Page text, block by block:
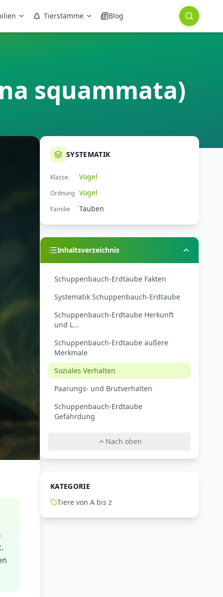
Tierstämme Blog
squammata)
SYSTEMATIK
Klasse Vögel
Ordnung Vögel
Familie Tauben
Inhaltsverzeichnis
Schuppenbauch-Erdtaube Fakten
Systematik Schuppenbauch-Erdtaube
Schuppenbauch-Erdtaube Herkunft
und L...
Schuppenbauch-Erdtaube äußere
Merkmale
Soziales Verhalten
Paarungs- und Brutverhalten
Schuppenbauch-Erdtaube
Gefährdung
Nach oben
KATEGORIE
Tiere von A bis z